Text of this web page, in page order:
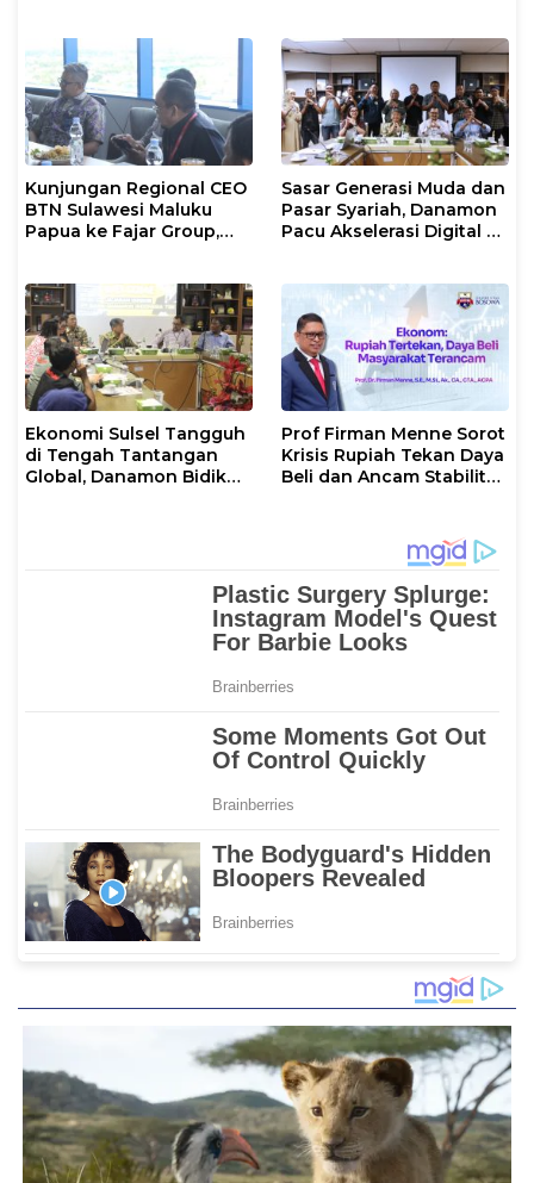
Kunjungan Regional CEO
BTN Sulawesi Maluku
Papua ke Fajar Group,
Dunia
Sasar Generasi Muda dan
Pasar Syariah, Danamon
Pacu Akselerasi Digital di
Ekonomi Sulsel Tangguh
di Tengah Tantangan
Global, Danamon Bidik
Prof Firman Menne Sorot
Krisis Rupiah Tekan Daya
Beli dan Ancam Stabilitas